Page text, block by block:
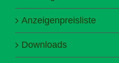
Anzeigenpreisliste
Downloads